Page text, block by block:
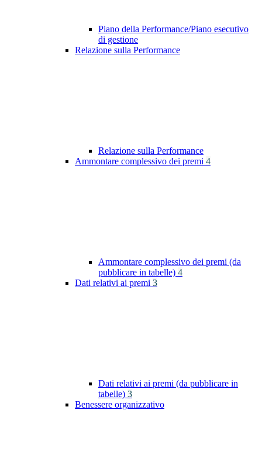
Piano della Performance/Piano esecutivo
di gestione
Relazione sulla Performance
Relazione sulla Performance
Ammontare complessivo dei premi 4
Ammontare complessivo dei premi (da
pubblicare in tabelle) 4
Dati relativi ai premi 3
Dati relativi ai premi (da pubblicare in
tabelle) 3
Benessere organizzativo